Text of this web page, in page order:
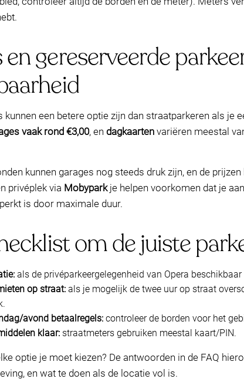
en gereserveerde
kunnen een betere optie zijn dan straatparkeren als
vaak rond €3,00, en dagkaarten variëren meestal
kunnen garages nog steeds druk zijn, en de
privéplek via Mobyparkje helpen voorkomen dat je
is door maximale duur.
om de juiste
als de privéparkeergelegenheid van Opera
op straat: als je mogelijk de twee uur op straat
avond betaalregels: controleer de borden voor het
klaar: straatmeters gebruiken meestal kaart/PIN.
optie je moet kiezen? De antwoorden in de FAQ
en wat te doen als de locatie vol is.